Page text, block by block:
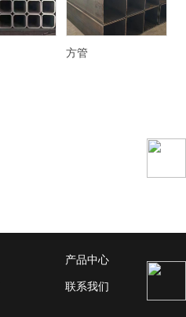
方管
产品中心
联系我们